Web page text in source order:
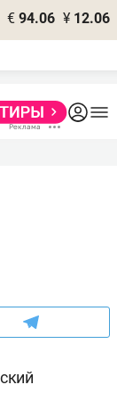
€ 94.06 ¥ 12.06